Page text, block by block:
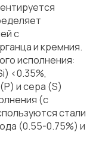
с
и кремния.
исполнения:
<0.35%,
и сера (S)
(с
стали
(0.55-0.75%) и